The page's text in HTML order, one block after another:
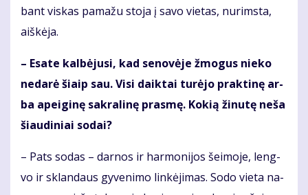
bant vis­kas pa­ma­žu sto­ja į sa­vo vie­tas, nu­rims­ta,
aiš­kė­ja.
– Esa­te kal­bė­ju­si, kad se­no­vė­je žmo­gus nie­ko
ne­da­rė šiaip sau. Vi­si daik­tai tu­rė­jo prak­ti­nę ar­
ba apei­gi­nę sak­ra­li­nę pras­mę. Ko­kią ži­nu­tę ne­ša
šiau­di­niai so­dai?
– Pats so­das – dar­nos ir har­mo­ni­jos šei­mo­je, leng­
vo ir sklan­daus gy­ve­ni­mo lin­kė­ji­mas. So­do vie­ta na­